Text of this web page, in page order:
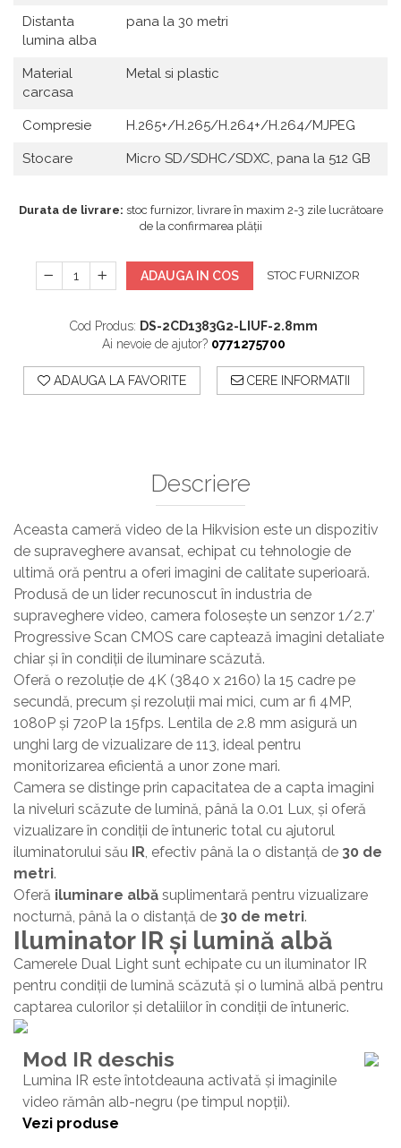
Distanta
lumina alba
pana la 30 metri
Material
carcasa
Metal si plastic
Compresie H.265+/H.265/H.264+/H.264/MJPEG
Stocare Micro SD/SDHC/SDXC, pana la 512 GB
Durata de livrare: stoc furnizor, livrare în maxim 2-3 zile lucrătoare
de la confirmarea plății
ADAUGA IN COS STOC FURNIZOR
Cod Produs: DS-2CD1383G2-LIUF-2.8mm
Ai nevoie de ajutor? 0771275700
ADAUGA LA FAVORITE CERE INFORMATII
Descriere
Aceasta cameră video de la Hikvision este un dispozitiv
de supraveghere avansat, echipat cu tehnologie de
ultimă oră pentru a oferi imagini de calitate superioară.
Produsă de un lider recunoscut în industria de
supraveghere video, camera folosește un senzor 1/2.7′
Progressive Scan CMOS care captează imagini detaliate
chiar și în condiții de iluminare scăzută.
Oferă o rezoluție de 4K (3840 x 2160) la 15 cadre pe
secundă, precum și rezoluții mai mici, cum ar fi 4MP,
1080P și 720P la 15fps. Lentila de 2.8 mm asigură un
unghi larg de vizualizare de 113, ideal pentru
monitorizarea eficientă a unor zone mari.
Camera se distinge prin capacitatea de a capta imagini
la niveluri scăzute de lumină, până la 0.01 Lux, și oferă
vizualizare în condiții de întuneric total cu ajutorul
iluminatorului său IR, efectiv până la o distanță de 30 de
metri.
Oferă iluminare albă suplimentară pentru vizualizare
nocturnă, până la o distanță de 30 de metri.
Iluminator IR și lumină albă
Camerele Dual Light sunt echipate cu un iluminator IR
pentru condiții de lumină scăzută și o lumină albă pentru
captarea culorilor și detaliilor în condiții de întuneric.
Mod IR deschis
Lumina IR este întotdeauna activată și imaginile
video rămân alb-negru (pe timpul nopții).
Vezi produse